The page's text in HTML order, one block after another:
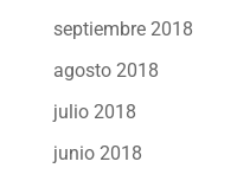
septiembre 2018
agosto 2018
julio 2018
junio 2018